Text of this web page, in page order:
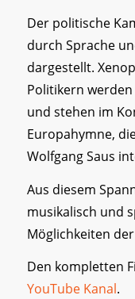
Der politische
durch Sprache
dargestellt.
Politikern
und stehen im
Europahymne,
Wolfgang Saus
Aus diesem
musikalisch und
Möglichkeiten
Den kompletten
YouTube Kanal.